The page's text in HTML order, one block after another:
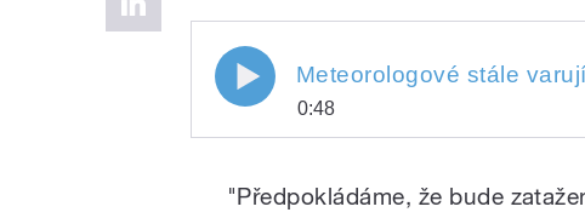
0:48
"Předpokládáme, že bude